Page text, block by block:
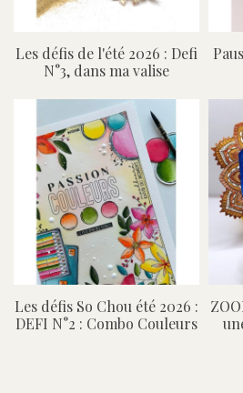
Les défis de l'été 2026 : Defi
N°3, dans ma valise
Les défis So Chou été 2026 :
DEFI N°2 : Combo Couleurs